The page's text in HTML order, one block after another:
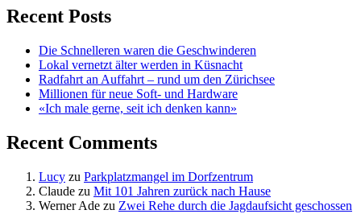
Recent Posts
Die Schnelleren waren die Geschwinderen
Lokal vernetzt älter werden in Küsnacht
Radfahrt an Auffahrt – rund um den Zürichsee
Millionen für neue Soft- und Hardware
«Ich male gerne, seit ich denken kann»
Recent Comments
Lucy zu Parkplatzmangel im Dorfzentrum
Claude zu Mit 101 Jahren zurück nach Hause
Werner Ade zu Zwei Rehe durch die Jagdaufsicht geschossen